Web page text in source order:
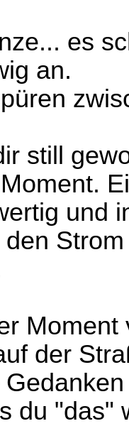
es
an.
still
und
der
du "das"